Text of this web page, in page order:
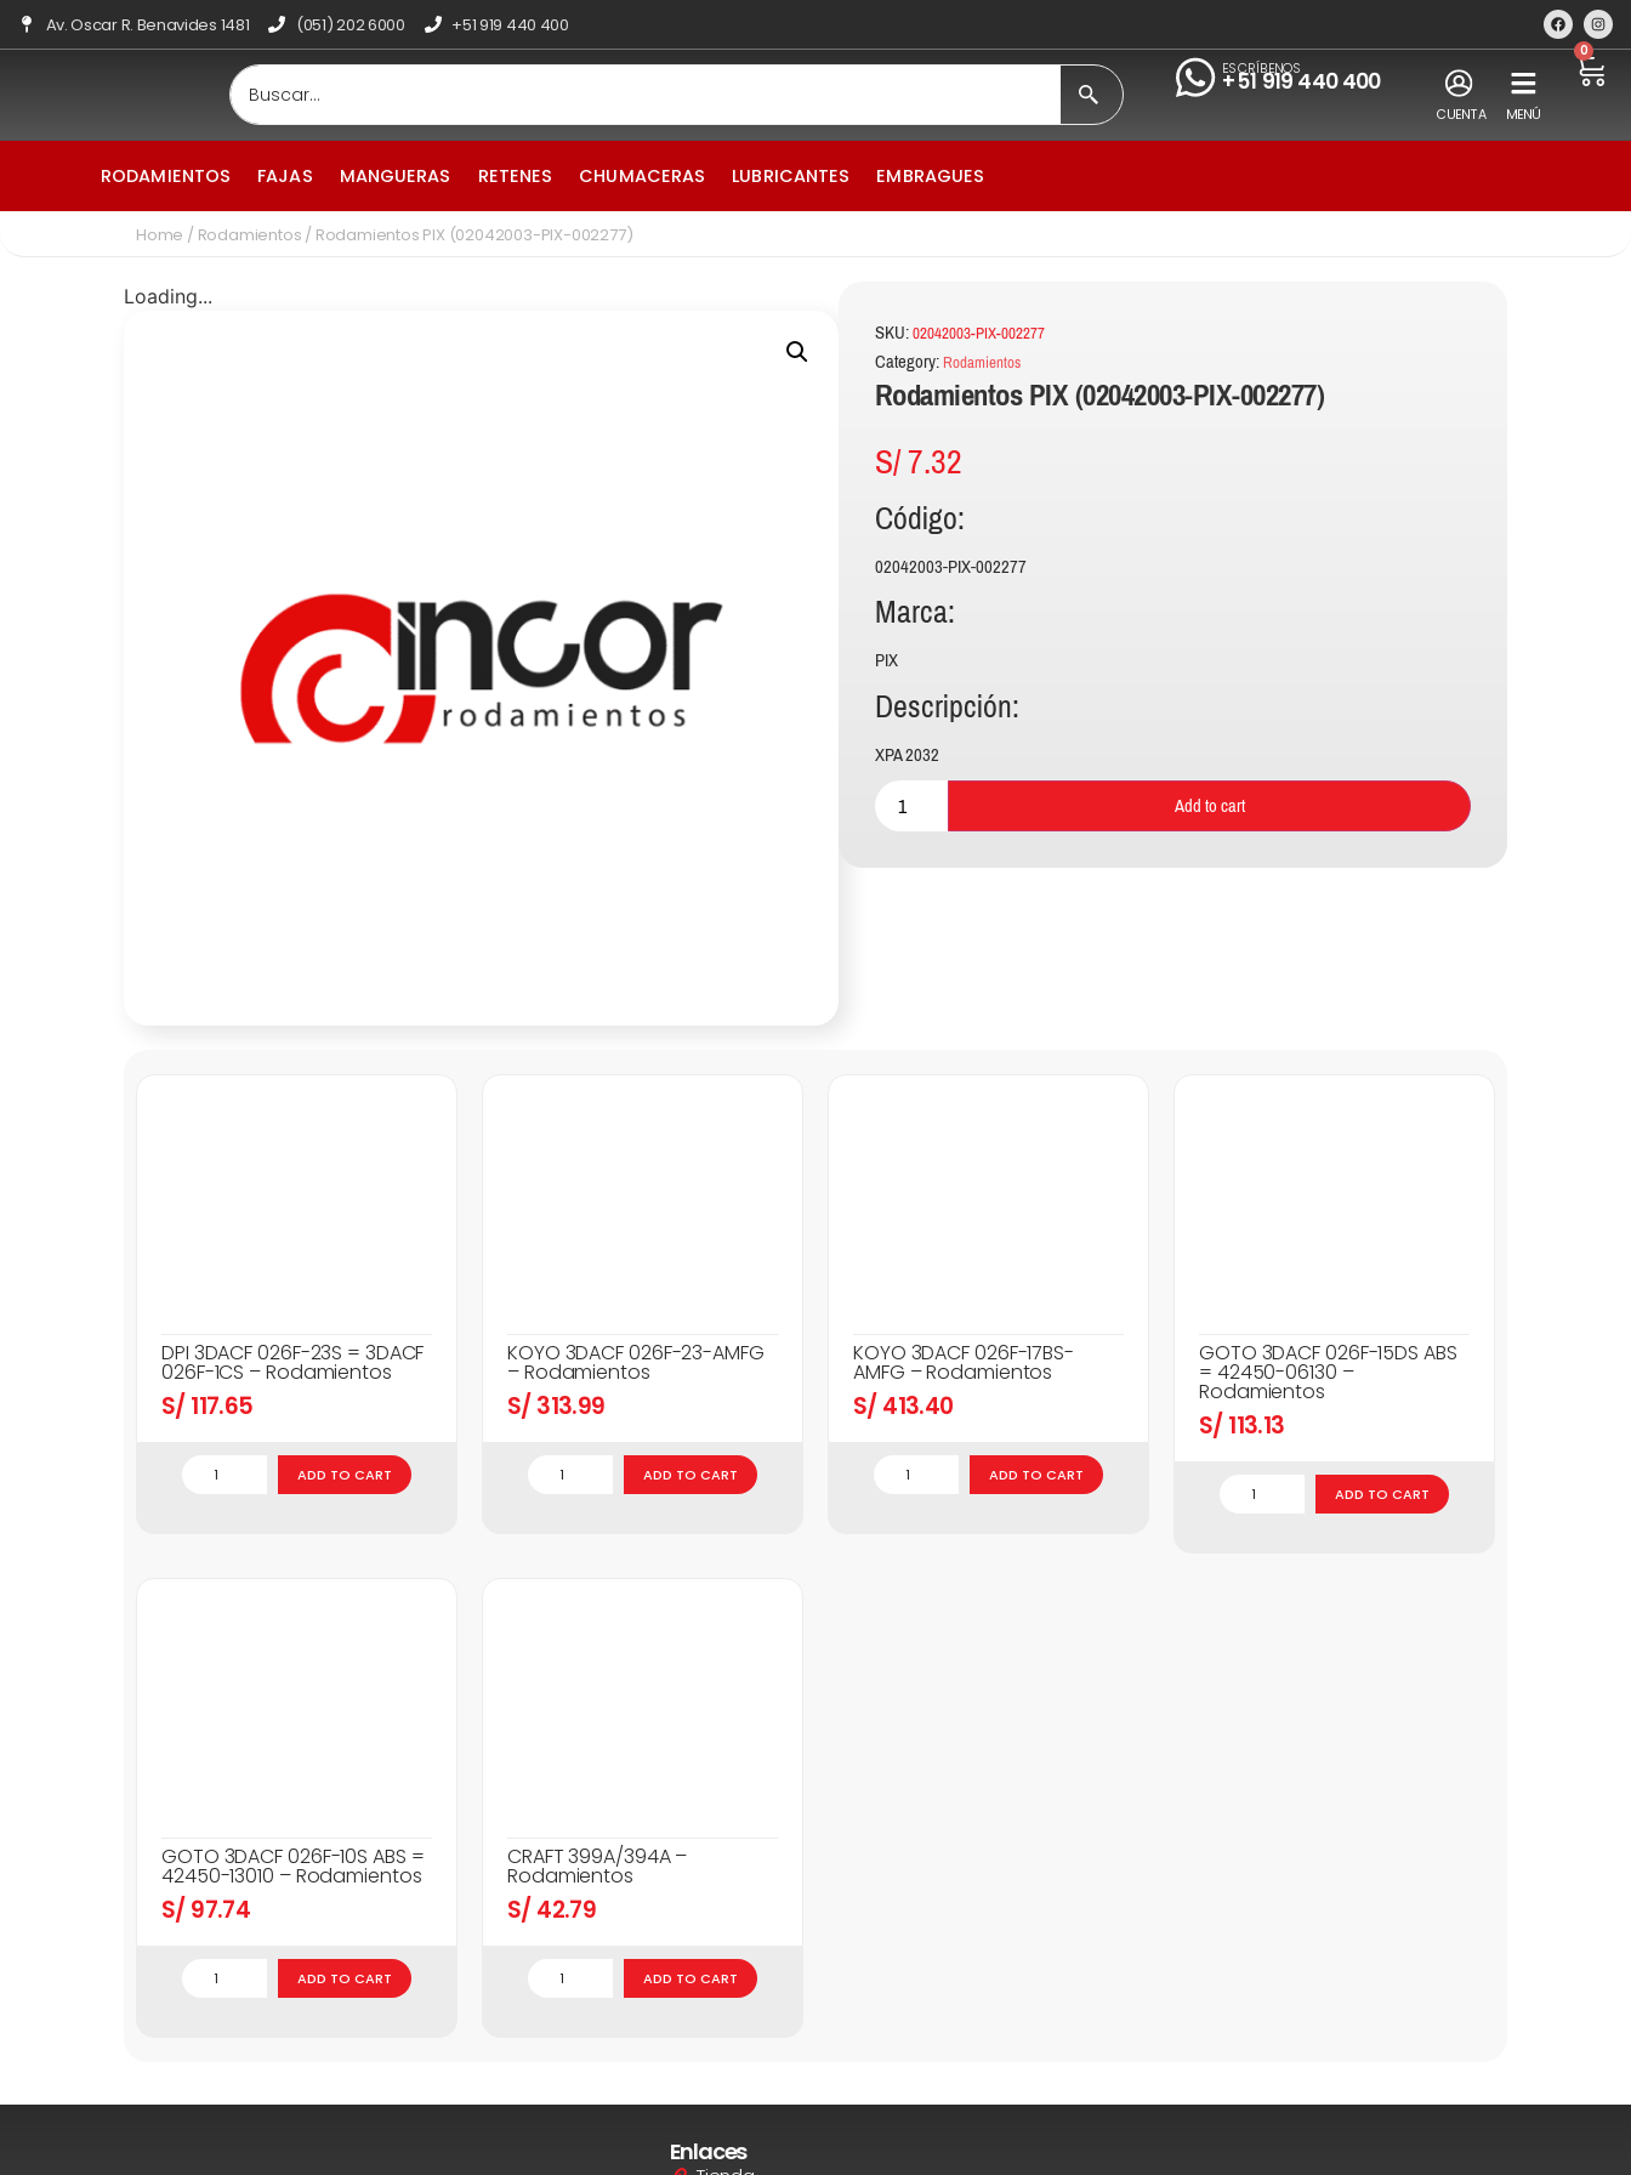
Av. Oscar R. Benavides 1481 (051) 202 6000 +51 919 440 400
ESCRÍBENOS
+51 919 440 400
CUENTA MENÚ
0
RODAMIENTOS FAJAS MANGUERAS RETENES CHUMACERAS LUBRICANTES EMBRAGUES
Home / Rodamientos / Rodamientos PIX (02042003-PIX-002277)
Loading...
SKU:02042003-PIX-002277
Category: Rodamientos
Rodamientos PIX (02042003-PIX-002277)
S/7.32
Código:
02042003-PIX-002277
Marca:
PIX
Descripción:
XPA 2032
Add to cart
DPI 3DACF 026F-23S = 3DACF
026F-1CS – Rodamientos
S/ 117.65
ADD TO CART
KOYO 3DACF 026F-23-AMFG
– Rodamientos
S/ 313.99
ADD TO CART
KOYO 3DACF 026F-17BS-
AMFG – Rodamientos
S/ 413.40
ADD TO CART
GOTO 3DACF 026F-15DS ABS
= 42450-06130 –
Rodamientos
S/ 113.13
ADD TO CART
GOTO 3DACF 026F-10S ABS =
42450-13010 – Rodamientos
S/ 97.74
ADD TO CART
CRAFT 399A/394A –
Rodamientos
S/ 42.79
ADD TO CART
Enlaces